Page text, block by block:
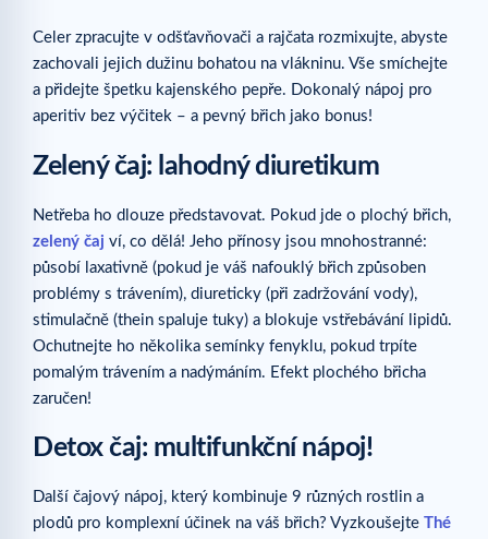
Celer zpracujte v odšťavňovači a rajčata rozmixujte, abyste
zachovali jejich dužinu bohatou na vlákninu. Vše smíchejte
a přidejte špetku kajenského pepře. Dokonalý nápoj pro
aperitiv bez výčitek – a pevný břich jako bonus!
Zelený čaj: lahodný diuretikum
Netřeba ho dlouze představovat. Pokud jde o plochý břich,
zelený čaj ví, co dělá! Jeho přínosy jsou mnohostranné:
působí laxativně (pokud je váš nafouklý břich způsoben
problémy s trávením), diureticky (při zadržování vody),
stimulačně (thein spaluje tuky) a blokuje vstřebávání lipidů.
Ochutnejte ho několika semínky fenyklu, pokud trpíte
pomalým trávením a nadýmáním. Efekt plochého břicha
zaručen!
Detox čaj: multifunkční nápoj!
Další čajový nápoj, který kombinuje 9 různých rostlin a
plodů pro komplexní účinek na váš břich? Vyzkoušejte Thé